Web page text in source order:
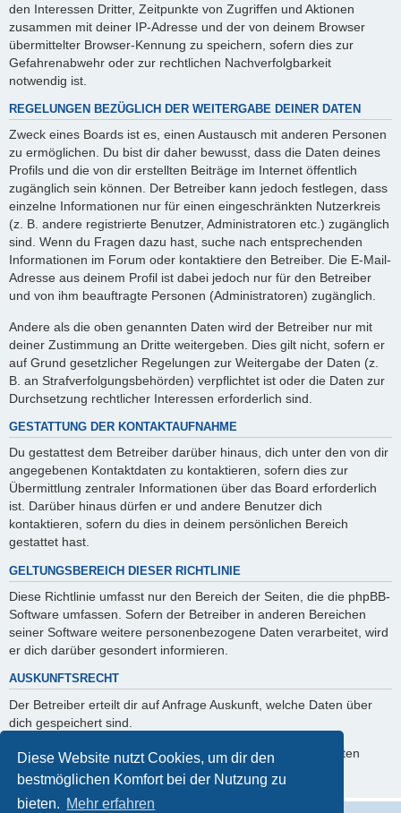
Diese Website nutzt Cookies, um dir den
bestmöglichen Komfort bei der Nutzung zu
bieten. Mehr erfahren
den Interessen Dritter, Zeitpunkte von Zugriffen und Aktionen
zusammen mit deiner IP-Adresse und der von deinem Browser
übermittelter Browser-Kennung zu speichern, sofern dies zur
Gefahrenabwehr oder zur rechtlichen Nachverfolgbarkeit
notwendig ist.
REGELUNGEN BEZÜGLICH DER WEITERGABE DEINER DATEN
Zweck eines Boards ist es, einen Austausch mit anderen Personen
zu ermöglichen. Du bist dir daher bewusst, dass die Daten deines
Profils und die von dir erstellten Beiträge im Internet öffentlich
zugänglich sein können. Der Betreiber kann jedoch festlegen, dass
einzelne Informationen nur für einen eingeschränkten Nutzerkreis
(z. B. andere registrierte Benutzer, Administratoren etc.) zugänglich
sind. Wenn du Fragen dazu hast, suche nach entsprechenden
Informationen im Forum oder kontaktiere den Betreiber. Die E-Mail-
Adresse aus deinem Profil ist dabei jedoch nur für den Betreiber
und von ihm beauftragte Personen (Administratoren) zugänglich.
Andere als die oben genannten Daten wird der Betreiber nur mit
deiner Zustimmung an Dritte weitergeben. Dies gilt nicht, sofern er
auf Grund gesetzlicher Regelungen zur Weitergabe der Daten (z.
B. an Strafverfolgungsbehörden) verpflichtet ist oder die Daten zur
Durchsetzung rechtlicher Interessen erforderlich sind.
GESTATTUNG DER KONTAKTAUFNAHME
Du gestattest dem Betreiber darüber hinaus, dich unter den von dir
angegebenen Kontaktdaten zu kontaktieren, sofern dies zur
Übermittlung zentraler Informationen über das Board erforderlich
ist. Darüber hinaus dürfen er und andere Benutzer dich
kontaktieren, sofern du dies in deinem persönlichen Bereich
gestattet hast.
GELTUNGSBEREICH DIESER RICHTLINIE
Diese Richtlinie umfasst nur den Bereich der Seiten, die die phpBB-
Software umfassen. Sofern der Betreiber in anderen Bereichen
seiner Software weitere personenbezogene Daten verarbeitet, wird
er dich darüber gesondert informieren.
AUSKUNFTSRECHT
Der Betreiber erteilt dir auf Anfrage Auskunft, welche Daten über
dich gespeichert sind.
Du kannst jederzeit die Löschung bzw. Sperrung deiner Daten
verlangen. Kontaktiere hierzu bitte den Betreiber.